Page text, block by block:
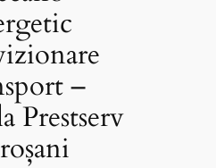
–
Prestserv